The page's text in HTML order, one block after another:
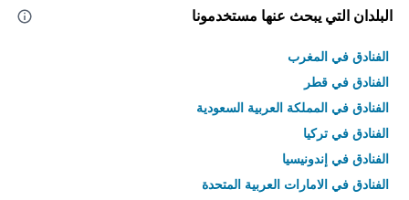
البلدان التي يبحث عنها مستخدمونا
الفنادق في المغرب
الفنادق في قطر
الفنادق في المملكة العربية السعودية
الفنادق في تركيا
الفنادق في إندونيسيا
الفنادق في الامارات العربية المتحدة